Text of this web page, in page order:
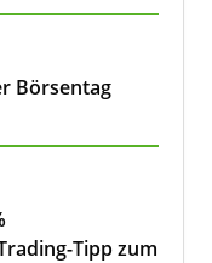
Börsentag
Tipp zum